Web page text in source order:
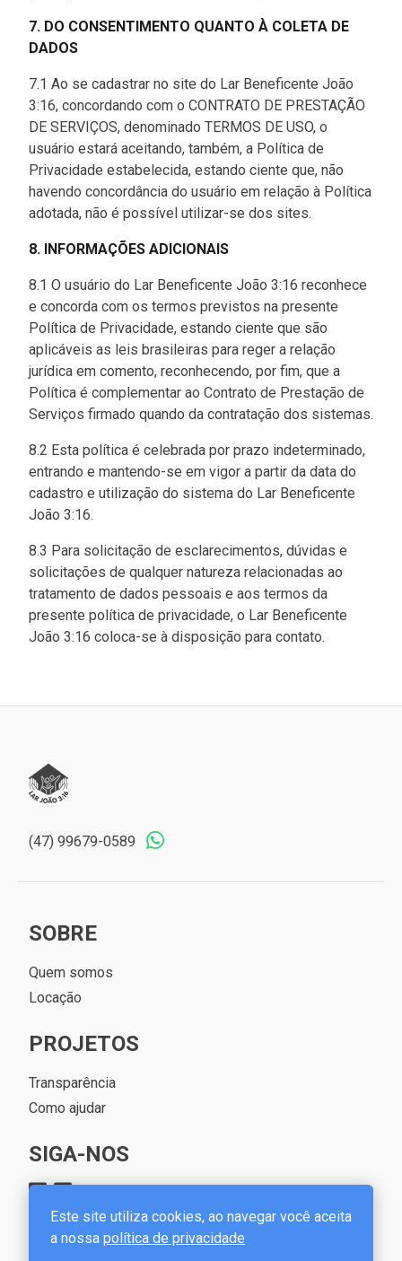
7. DO CONSENTIMENTO QUANTO À COLETA DE
DADOS
7.1 Ao se cadastrar no site do Lar Beneficente João
3:16, concordando com o CONTRATO DE PRESTAÇÃO
DE SERVIÇOS, denominado TERMOS DE USO, o
usuário estará aceitando, também, a Política de
Privacidade estabelecida, estando ciente que, não
havendo concordância do usuário em relação à Política
adotada, não é possível utilizar-se dos sites.
8. INFORMAÇÕES ADICIONAIS
8.1 O usuário do Lar Beneficente João 3:16 reconhece
e concorda com os termos previstos na presente
Política de Privacidade, estando ciente que são
aplicáveis as leis brasileiras para reger a relação
jurídica em comento, reconhecendo, por fim, que a
Política é complementar ao Contrato de Prestação de
Serviços firmado quando da contratação dos sistemas.
8.2 Esta política é celebrada por prazo indeterminado,
entrando e mantendo-se em vigor a partir da data do
cadastro e utilização do sistema do Lar Beneficente
João 3:16.
8.3 Para solicitação de esclarecimentos, dúvidas e
solicitações de qualquer natureza relacionadas ao
tratamento de dados pessoais e aos termos da
presente política de privacidade, o Lar Beneficente
João 3:16 coloca-se à disposição para contato.
(47) 99679-0589
SOBRE
Quem somos
Locação
PROJETOS
Transparência
Como ajudar
SIGA-NOS
Este site utiliza cookies, ao navegar você aceita
a nossa política de privacidade